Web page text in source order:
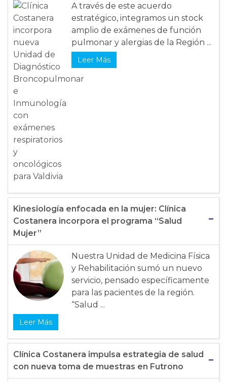
A través de este acuerdo
estratégico, integramos un stock
amplio de exámenes de función
pulmonar y alergias de la Región ...
Leer Más
Kinesiología enfocada en la mujer: Clínica
Costanera incorpora el programa “Salud
Mujer”
Nuestra Unidad de Medicina Física
y Rehabilitación sumó un nuevo
servicio, pensado específicamente
para las pacientes de la región.
“Salud ...
Leer Más
Clínica Costanera impulsa estrategia de salud
con nueva toma de muestras en Futrono